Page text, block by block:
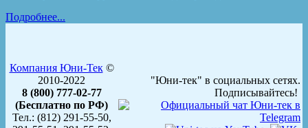
Подробнее...
Компания Юни-Тек©
2010-2022
8 (800) 777-02-77
(Бесплатно по РФ)
Тел.: (812) 291-55-50,
"Юни-тек" в социальных сетях.
Подписывайтесь!